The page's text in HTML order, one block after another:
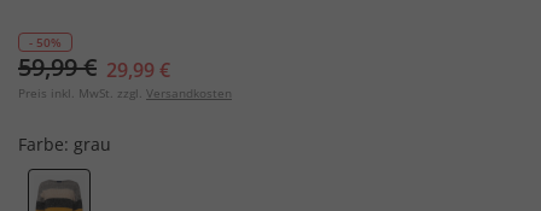
- 50%
59,99 € 29,99 €
Preis inkl. MwSt. zzgl. Versandkosten
Farbe: grau